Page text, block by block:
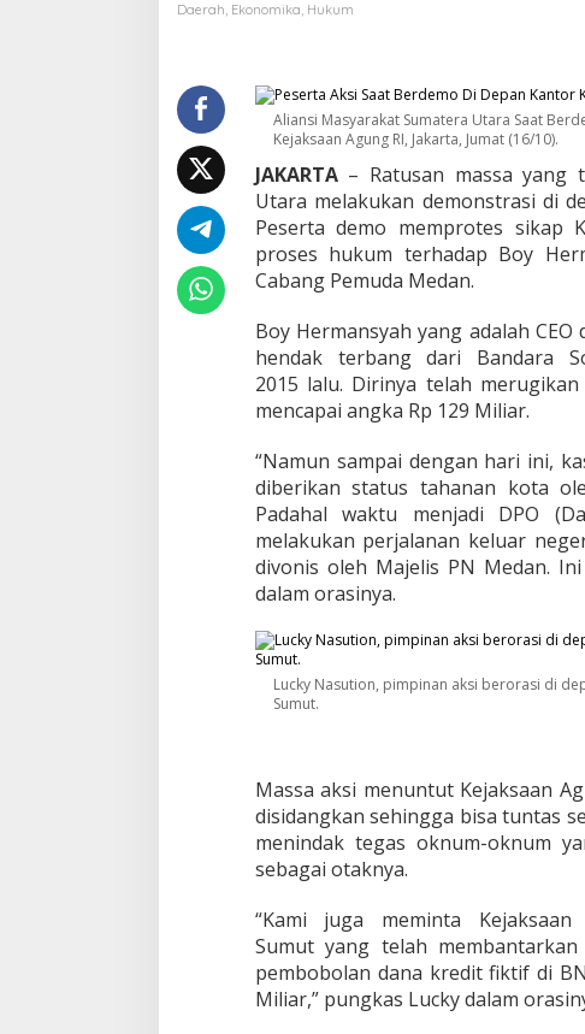
a
r
a
a
t
S
u
m
a
e
r
a
U
r
a
D
e
s
a
a
a
m
u
t
D
o
p
o
t
Daerah Ekonomika Hukum
Aliansi Masyarakat Sumatera Utara Saat
Kejaksaan Agung RI, Jakarta, Jumat (16/10).
JAKARTA– Ratusan massa yang
Utara melakukan demonstrasi di
Peserta demo memprotes sikap
proses hukum terhadap Boy
Cabang Pemuda Medan.
Boy Hermansyah yang adalah
hendak terbang dari Bandara
2015 lalu. Dirinya telah
mencapai angka Rp 129 Miliar.
“Namun sampai dengan hari ini,
diberikan status tahanan kota
Padahal waktu menjadi DPO
melakukan perjalanan keluar
divonis oleh Majelis PN Medan.
dalam orasinya.
Lucky Nasution, pimpinan aksi berorasi di
Sumut.
Massa aksi menuntut Kejaksaan
disidangkan sehingga bisa tuntas
menindak tegas oknum-oknum
sebagai otaknya.
“Kami juga meminta
Sumut yang telah
pembobolan dana kredit fiktif di
Miliar,” pungkas Lucky dalam